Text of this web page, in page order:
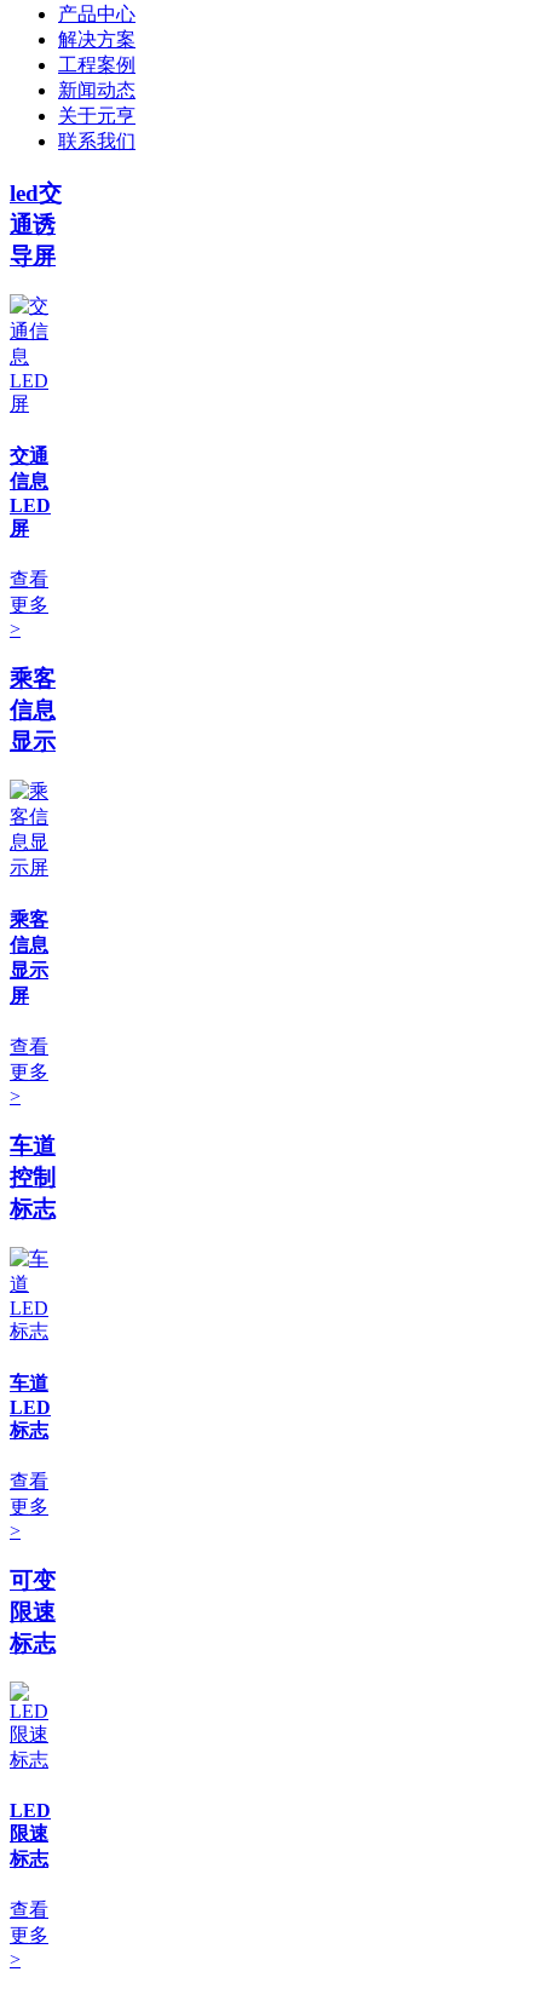
产品中心
解决方案
工程案例
新闻动态
关于元亨
联系我们
led交
通诱
导屏
交通
信息
LED
屏
查看
更多
>
乘客
信息
显示
乘客
信息
显示
屏
查看
更多
>
车道
控制
标志
车道
LED
标志
查看
更多
>
可变
限速
标志
LED
限速
标志
查看
更多
>